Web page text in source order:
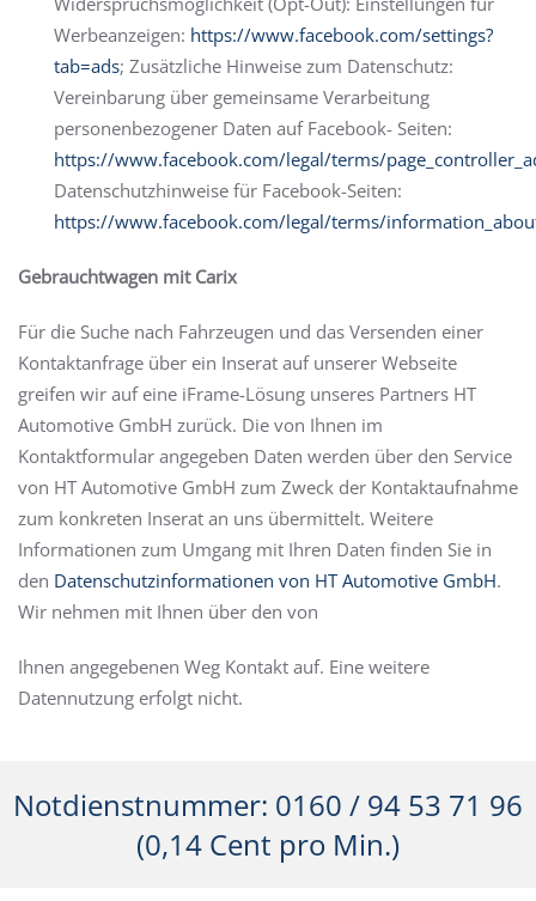
Werbeanzeigen: https://www.facebook.com/settings?
tab=ads; Zusätzliche Hinweise zum Datenschutz:
Vereinbarung über gemeinsame Verarbeitung
personenbezogener Daten auf Facebook- Seiten:
https://www.facebook.com/legal/terms/
Datenschutzhinweise für Facebook-Seiten:
https://www.facebook.com/legal/terms/
Gebrauchtwagen mit Carix
Für die Suche nach Fahrzeugen und das Versenden einer
Kontaktanfrage über ein Inserat auf unserer Webseite
greifen wir auf eine iFrame-Lösung unseres Partners HT
Automotive GmbH zurück. Die von Ihnen im
Kontaktformular angegeben Daten werden über den Service
von HT Automotive GmbH zum Zweck der Kontaktaufnahme
zum konkreten Inserat an uns übermittelt. Weitere
Informationen zum Umgang mit Ihren Daten finden Sie in
den Datenschutzinformationen von HT Automotive GmbH.
Wir nehmen mit Ihnen über den von
Ihnen angegebenen Weg Kontakt auf. Eine weitere
Datennutzung erfolgt nicht.
Notdienstnummer: 0160 / 94 53 71 96
(0,14 Cent pro Min.)